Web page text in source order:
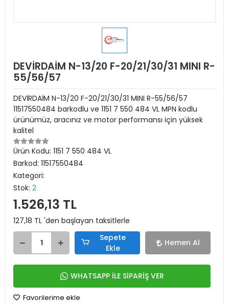
DEVİRDAİM N-13/20 F-20/21/30/31 MINI R-
55/56/57
DEVİRDAİM N-13/20 F-20/21/30/31 MINI R-55/56/57
11517550484 barkodlu ve 1151 7 550 484 VL MPN kodlu
ürünümüz, aracınız ve motor performansı için yüksek
kalitel
Ürün Kodu: 1151 7 550 484 VL
Barkod: 11517550484
Kategori:
Stok: 2
1.526,13 TL
127,18 TL 'den başlayan taksitlerle
Sepete
Ekle
Hemen Al
WHATSAPP İLE SİPARİŞ VER
Favorilerime ekle